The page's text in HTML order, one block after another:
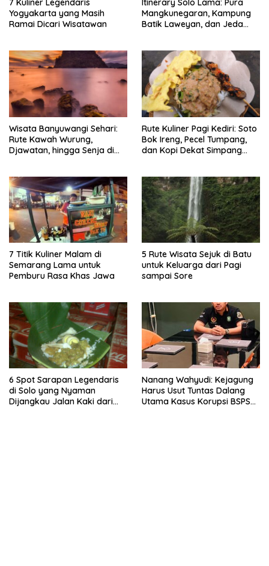
7 Kuliner Legendaris
Yogyakarta yang Masih
Ramai Dicari Wisatawan
Itinerary Solo Lama: Pura
Mangkunegaran, Kampung
Batik Laweyan, dan Jeda
Wisata Banyuwangi Sehari:
Rute Kawah Wurung,
Djawatan, hingga Senja di
Rute Kuliner Pagi Kediri: Soto
Bok Ireng, Pecel Tumpang,
dan Kopi Dekat Simpang
7 Titik Kuliner Malam di
Semarang Lama untuk
Pemburu Rasa Khas Jawa
5 Rute Wisata Sejuk di Batu
untuk Keluarga dari Pagi
sampai Sore
6 Spot Sarapan Legendaris
di Solo yang Nyaman
Dijangkau Jalan Kaki dari
Nanang Wahyudi: Kejagung
Harus Usut Tuntas Dalang
Utama Kasus Korupsi BSPS